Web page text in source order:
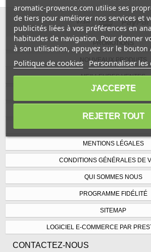
PROMOTIONS
NOUVEAUX PRODUITS
MEILLEURES VENTES
NOS MAGASINS
MENTIONS LÉGALES
CONDITIONS GÉNÉRALES DE
QUI SOMMES NOUS
PROGRAMME FIDÉLITÉ
SITEMAP
LOGICIEL E-COMMERCE PAR
CONTACTEZ-NOUS
aromatic-provence.com utilise ses
de tiers pour améliorer nos services et
publicités liées à vos préférences en
habitudes de navigation. Pour donner
à son utilisation, appuyez sur le bouton
Politique de cookies Personnaliser les
REJETER TOUT
J'ACCEPTE